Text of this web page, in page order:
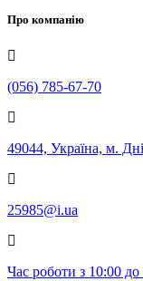
Про компанію
(056) 785-67-70
49044, Україна, м.
25985@i.ua
Час роботи з 10:00 до